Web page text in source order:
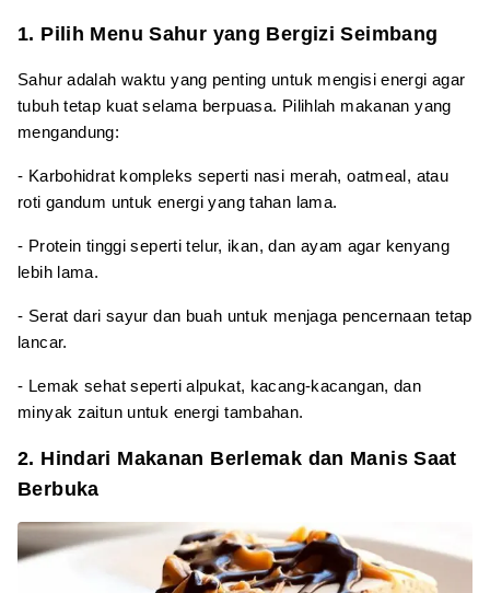
1. Pilih Menu Sahur yang Bergizi Seimbang
Sahur adalah waktu yang penting untuk mengisi energi agar
tubuh tetap kuat selama berpuasa. Pilihlah makanan yang
mengandung:
- Karbohidrat kompleks seperti nasi merah, oatmeal, atau
roti gandum untuk energi yang tahan lama.
- Protein tinggi seperti telur, ikan, dan ayam agar kenyang
lebih lama.
- Serat dari sayur dan buah untuk menjaga pencernaan tetap
lancar.
- Lemak sehat seperti alpukat, kacang-kacangan, dan
minyak zaitun untuk energi tambahan.
2. Hindari Makanan Berlemak dan Manis Saat
Berbuka